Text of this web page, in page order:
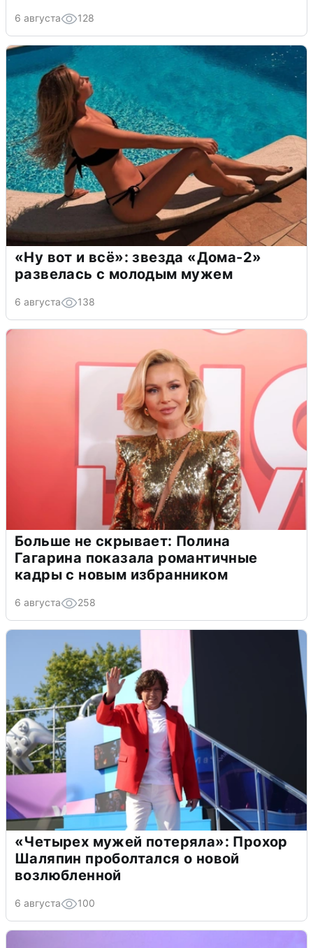
6 августа 128
«Ну вот и всё»: звезда «Дома-2»
развелась с молодым мужем
6 августа 138
Больше не скрывает: Полина
Гагарина показала романтичные
кадры с новым избранником
6 августа 258
«Четырех мужей потеряла»: Прохор
Шаляпин проболтался о новой
возлюбленной
6 августа 100